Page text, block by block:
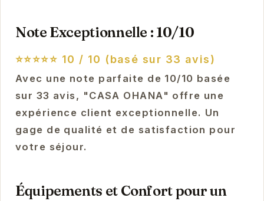
Note Exceptionnelle : 10/10
⭐⭐⭐⭐⭐ 10 / 10 (basé sur 33 avis)
Avec une note parfaite de 10/10 basée
sur 33 avis, "CASA OHANA" offre une
expérience client exceptionnelle. Un
gage de qualité et de satisfaction pour
votre séjour.
Équipements et Confort pour un